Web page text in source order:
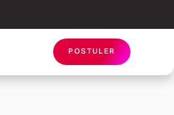
POSTULER